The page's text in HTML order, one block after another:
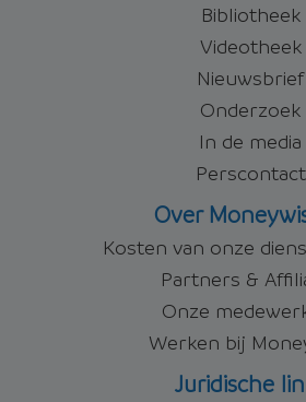
Bibliotheek
Videotheek
Nieuwsbrief
Onderzoek
In de media
Perscontact
Over
Kosten van onze
Partners &
Onze
Werken bij
Juridische